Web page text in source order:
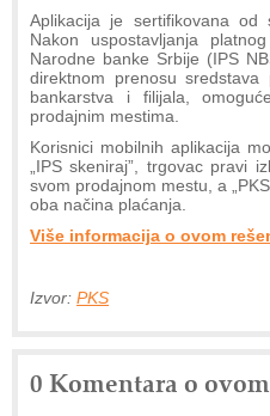
Aplikacija je sertifikovana od
Nakon uspostavljanja
Narodne banke Srbije (IPS
direktnom prenosu sredstava
bankarstva i filijala,
prodajnim mestima.
Korisnici mobilnih aplikacija
„IPS skeniraj”, trgovac pravi
svom prodajnom mestu, a
oba načina plaćanja.
Više informacija o ovom
Izvor: PKS
0 Komentara o